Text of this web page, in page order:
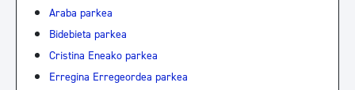
Araba parkea
Bidebieta parkea
Cristina Eneako parkea
Erregina Erregeordea parkea